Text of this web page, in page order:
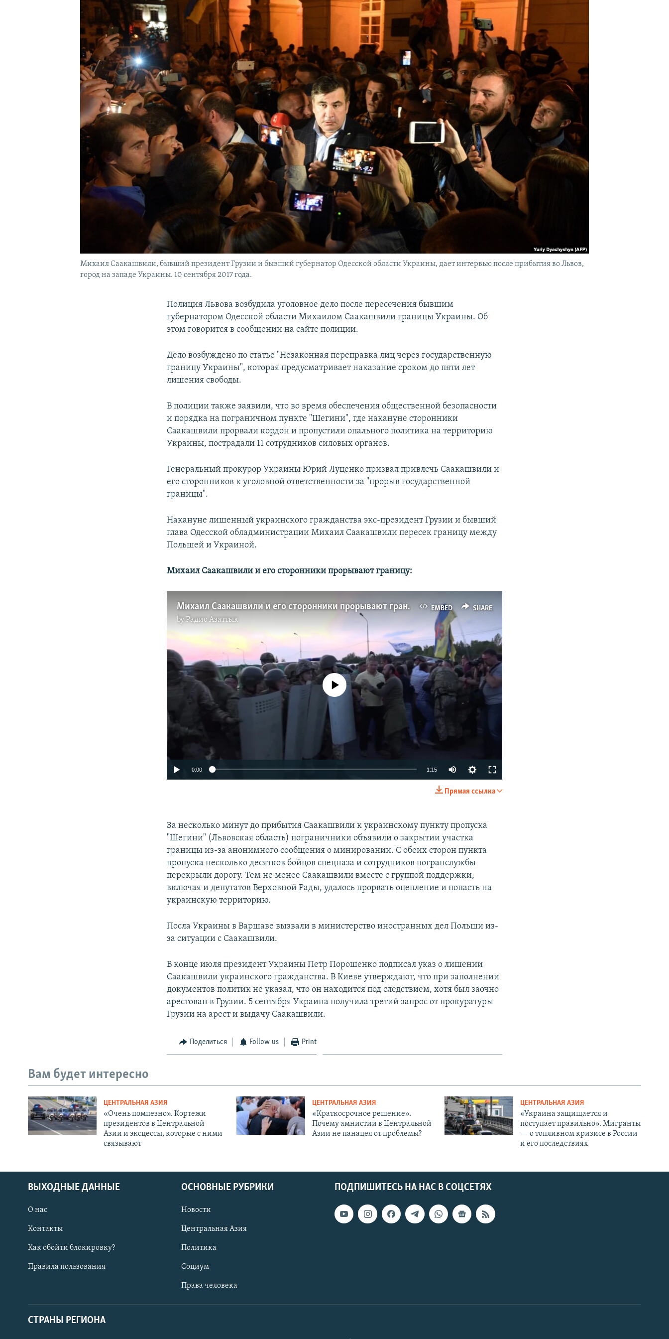
Михаил Саакашвили, бывший президент Грузии и бывший губернатор Одесской области Украины, дает интервью после прибытия во Львов,
город на западе Украины. 10 сентября 2017 года.
Полиция Львова возбудила уголовное дело после пересечения бывшим
губернатором Одесской области Михаилом Саакашвили границы Украины. Об
этом говорится в сообщении на сайте полиции.
Дело возбуждено по статье "Незаконная переправка лиц через государственную
границу Украины", которая предусматривает наказание сроком до пяти лет
лишения свободы.
В полиции также заявили, что во время обеспечения общественной безопасности
и порядка на пограничном пункте "Шегини", где накануне сторонники
Саакашвили прорвали кордон и пропустили опального политика на территорию
Украины, пострадали 11 сотрудников силовых органов.
Генеральный прокурор Украины Юрий Луценко призвал привлечь Саакашвили и
его сторонников к уголовной ответственности за "прорыв государственной
границы".
Накануне лишенный украинского гражданства экс-президент Грузии и бывший
глава Одесской обладминистрации Михаил Саакашвили пересек границу между
Польшей и Украиной.
Михаил Саакашвили и его сторонники прорывают границу:
EMBED SHARE
Михаил Саакашвили и его сторонники прорывают границу
byРадио Азаттык
No media source currently available
0:00 1:15
Прямая ссылка
За несколько минут до прибытия Саакашвили к украинскому пункту пропуска
"Шегини" (Львовская область) пограничники объявили о закрытии участка
границы из-за анонимного сообщения о минировании. С обеих сторон пункта
пропуска несколько десятков бойцов спецназа и сотрудников погранслужбы
перекрыли дорогу. Тем не менее Саакашвили вместе с группой поддержки,
включая и депутатов Верховной Рады, удалось прорвать оцепление и попасть на
украинскую территорию.
Посла Украины в Варшаве вызвали в министерство иностранных дел Польши из-
за ситуации с Саакашвили.
В конце июля президент Украины Петр Порошенко подписал указ о лишении
Саакашвили украинского гражданства. В Киеве утверждают, что при заполнении
документов политик не указал, что он находится под следствием, хотя был заочно
арестован в Грузии. 5 сентября Украина получила третий запрос от прокуратуры
Грузии на арест и выдачу Саакашвили.
Поделиться Follow us Print
Вам будет интересно
ЦЕНТРАЛЬНАЯ АЗИЯ
«Очень помпезно». Кортежи
президентов в Центральной
Азии и эксцессы, которые с ними
связывают
ЦЕНТРАЛЬНАЯ АЗИЯ
«Краткосрочное решение».
Почему амнистии в Центральной
Азии не панацея от проблемы?
ЦЕНТРАЛЬНАЯ АЗИЯ
«Украина защищается и
поступает правильно». Мигранты
— о топливном кризисе в России
и его последствиях
ПОДПИШИТЕСЬ НА НАС В СОЦСЕТЯХ
ВЫХОДНЫЕ ДАННЫЕ
О нас
Контакты
Как обойти блокировку?
Правила пользования
ОСНОВНЫЕ РУБРИКИ
Новости
Центральная Азия
Политика
Социум
Права человека
СТРАНЫ РЕГИОНА